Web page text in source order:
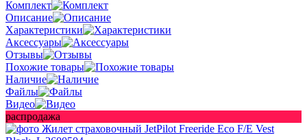
Комплект
Описание
Характеристики
Аксессуары
Отзывы
Похожие товары
Наличие
Файлы
Видео
распродажа